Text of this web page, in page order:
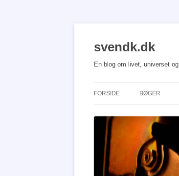
svendk.dk
En blog om livet, universet
FORSIDE BØGER